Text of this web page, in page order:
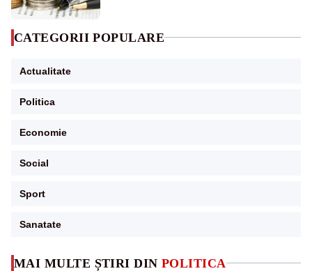
MAI MULTE ȘTIRI DIN POLITICA
CATEGORII POPULARE
Actualitate
Politica
Economie
Social
Sport
Sanatate